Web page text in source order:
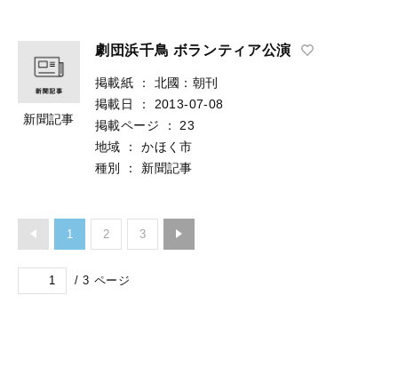
新聞記事
劇団浜千鳥 ボランティア公演
掲載紙 ：
北國：朝刊
掲載日
：
2013-07-08
掲載ページ
：
23
地域
：
かほく市
種別
： 新聞記事
1 2 3
/ 3 ページ